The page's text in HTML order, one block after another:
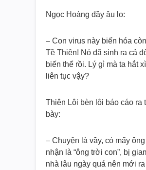
Ngọc Hoàng đầy âu lo:
– Con virus này biến hóa
Tề Thiên! Nó đã sinh ra cả
biến thể rồi. Lý gì mà ta hắt
liên tục vậy?
Thiên Lôi bèn lôi báo cáo ra
bày:
– Chuyện là vầy, có mấy
nhận là “ông trời con”, bị
nhà lâu ngày quá nên mới